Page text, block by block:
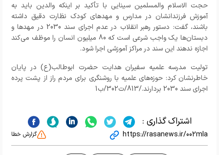
حجت الاسلام والمسلمین سینایی با تأکید بر اینکه والدین باید به
آموزش فرزندانشان در مدارس و مهدهای کودک نظارت دقیق داشته
باشند، گفت: دستور رهبر انقلاب در عدم اجرای سند 2030 در مهدها و
دبستان‌ها یک واجب شرعی است که 80 میلیون انسان را موظف می‌کند
اجازه ندهند این سند در مراکز آموزشی اجرا شود.
تولیت مدرسه علمیه سفیران هدایت حضرت ابوطالب(ع) در پایان
خاطرنشان کرد: حوزه‌های علمیه با روشنگری برای مردم راز از پشت پرده
اجرای سند 2030 بردارند./813/ت302/ب1
اشتراک گذاری :
https://rasanews.ir/002mIa گزارش خطا